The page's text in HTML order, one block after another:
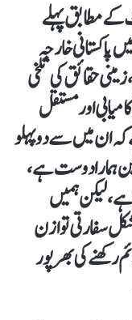
مطابق پہلے
پاکستانی خارجہ
حقائق کی تلخی
اور مستقل
ان میں سے دو پہلو
ہمارا دوست ہے،
ہے، لیکن ہمیں
سفارتی توازن
رکھنے کی بھر پور